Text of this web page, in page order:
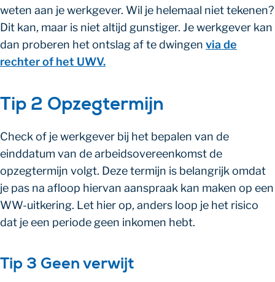
weten aan je werkgever. Wil je helemaal niet tekenen?
Dit kan, maar is niet altijd gunstiger. Je werkgever kan
dan proberen het ontslag af te dwingen via de
rechter of het UWV.
Tip 2 Opzegtermijn
Check of je werkgever bij het bepalen van de
einddatum van de arbeidsovereenkomst de
opzegtermijn volgt. Deze termijn is belangrijk omdat
je pas na afloop hiervan aanspraak kan maken op een
WW-uitkering. Let hier op, anders loop je het risico
dat je een periode geen inkomen hebt.
Tip 3 Geen verwijt